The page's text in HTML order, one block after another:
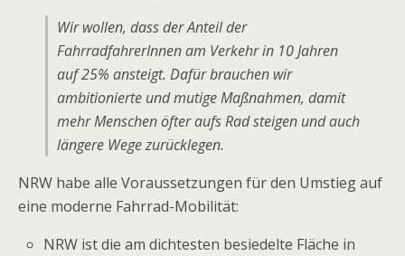
Wir wollen, dass der Anteil der
FahrradfahrerInnen am Verkehr in 10 Jahren
auf 25% ansteigt. Dafür brauchen wir
ambitionierte und mutige Maßnahmen, damit
mehr Menschen öfter aufs Rad steigen und auch
längere Wege zurücklegen.
NRW habe alle Voraussetzungen für den Umstieg auf
eine moderne Fahrrad-Mobilität:
NRW ist die am dichtesten besiedelte Fläche in